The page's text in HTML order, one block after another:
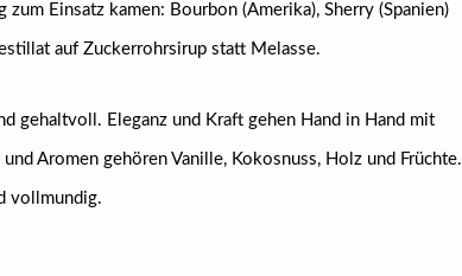
zum Einsatz kamen: Bourbon (Amerika), Sherry (Spanien)
auf Zuckerrohrsirup statt Melasse.
gehaltvoll. Eleganz und Kraft gehen Hand in Hand mit
Aromen gehören Vanille, Kokosnuss, Holz und Früchte.
vollmundig.